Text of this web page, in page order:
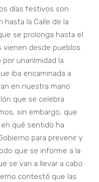
días festivos son
hasta la Calle de la
se prolonga hasta el
vienen desde pueblos
unanimidad la
iba encaminada a
en nuestra mano
que se celebra
sin embargo, que
qué sentido ha
para prevenir y
que se informe a la
se van a llevar a cabo
contestó que las